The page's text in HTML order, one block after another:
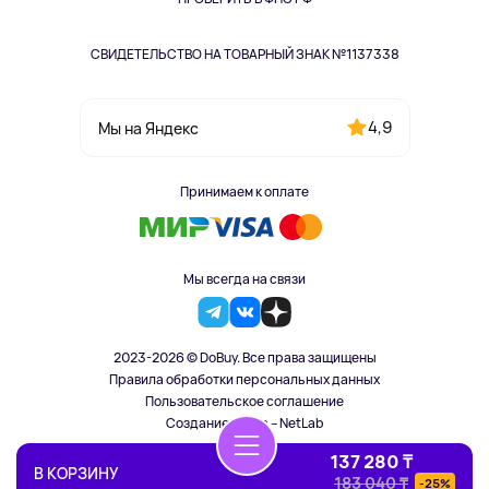
В КОРЗИНУ 137 280 ₸
183 040 ₸ -25%
СВИДЕТЕЛЬСТВО НА ТОВАРНЫЙ ЗНАК №1137338
Мы на Яндекс 4,9
Принимаем к оплате
Мы всегда на связи
2023-2026 © DoBuy. Все права защищены
Правила обработки персональных данных
Пользовательское соглашение
Создание сайта – NetLab